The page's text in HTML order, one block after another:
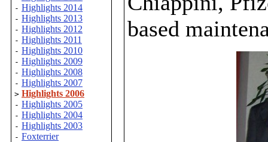
- Highlights 2014
- Highlights 2013
- Highlights 2012
- Highlights 2011
- Highlights 2010
- Highlights 2009
- Highlights 2008
- Highlights 2007
> Highlights 2006
- Highlights 2005
- Highlights 2004
- Highlights 2003
- Foxterrier
based